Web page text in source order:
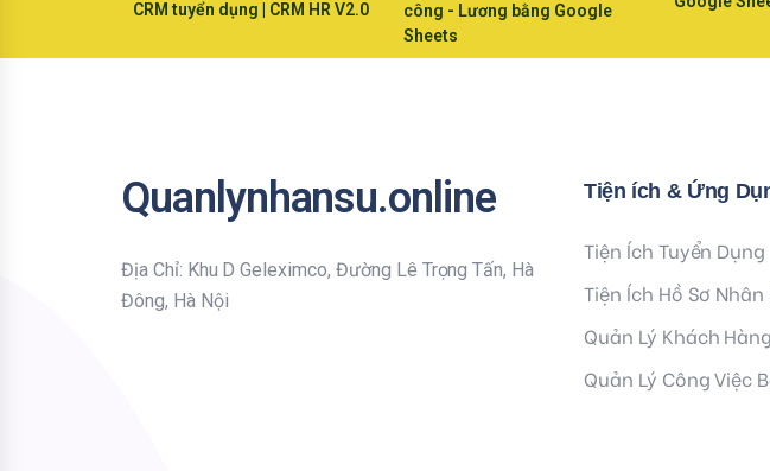
CRM tuyển dụng | CRM HR V2.0
công - Lương bằng Google
Sheets
Quanlynhansu.online
Địa Chỉ: Khu D Geleximco, Đường Lê Trọng Tấn, Hà
Đông, Hà Nội
Tiện ích & Ứng
Tiện Ích Tuyển Dụng
Tiện Ích Hồ Sơ Nhân
Quản Lý Khách
Quản Lý Công Việc